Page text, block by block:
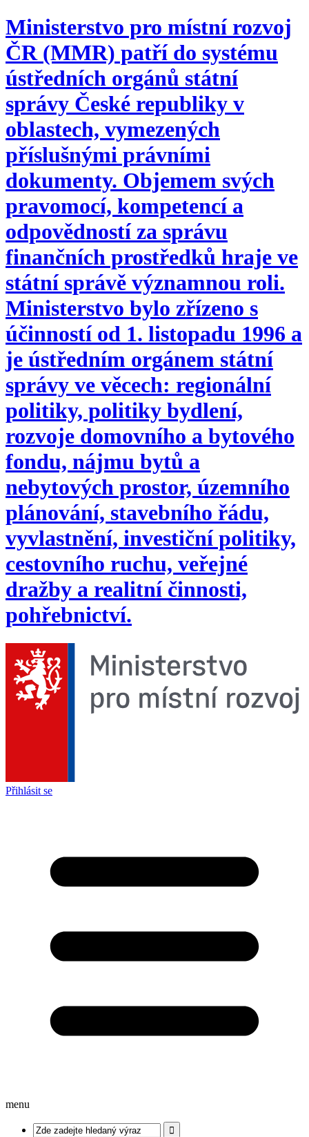
Ministerstvo pro místní rozvoj
ČR (MMR) patří do systému
ústředních orgánů státní
správy České republiky v
oblastech, vymezených
příslušnými právními
dokumenty. Objemem svých
pravomocí, kompetencí a
odpovědností za správu
finančních prostředků hraje ve
státní správě významnou roli.
Ministerstvo bylo zřízeno s
účinností od 1. listopadu 1996 a
je ústředním orgánem státní
správy ve věcech: regionální
politiky, politiky bydlení,
rozvoje domovního a bytového
fondu, nájmu bytů a
nebytových prostor, územního
plánování, stavebního řádu,
vyvlastnění, investiční politiky,
cestovního ruchu, veřejné
dražby a realitní činnosti,
pohřebnictví.
Přihlásit se
menu